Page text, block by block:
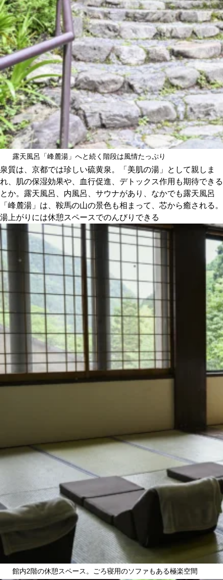
露天風呂「峰麓湯」へと続く階段は風情たっぷり
泉質は、京都では珍しい硫黄泉。「美肌の湯」として親しま
れ、肌の保湿効果や、血行促進、デトックス作用も期待できる
とか。露天風呂、内風呂、サウナがあり、なかでも露天風呂
「峰麓湯」は、鞍馬の山の景色も相まって、芯から癒される。
湯上がりには休憩スペースでのんびりできる
館内2階の休憩スペース。ごろ寝用のソファもある極楽空間